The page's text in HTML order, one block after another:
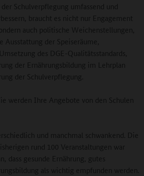
der Schulverpflegung umfassend und
braucht es nicht nur Engagement
auch politische Weichenstellungen,
Ausstattung der Speiseräume,
des DGE-Qualitätsstandards,
der Ernährungsbildung im Lehrplan
der Schulverpflegung.
werden Ihre Angebote von den Schulen
und manchmal schwankend. Die
rund 100 Veranstaltungen war
dass gesunde Ernährung, gutes
als wichtig empfunden werden.